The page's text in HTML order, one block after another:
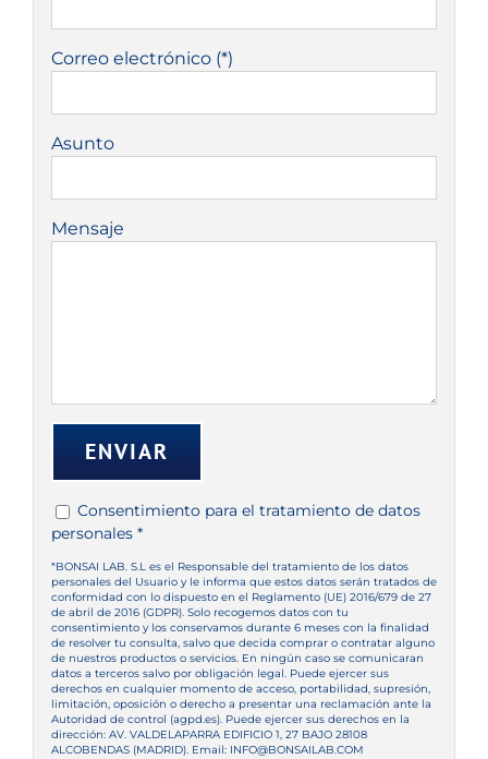
Correo electrónico (*)
Asunto
Mensaje
Consentimiento para el tratamiento de datos
personales *
*BONSAI LAB. S.L es el Responsable del tratamiento de los datos
personales del Usuario y le informa que estos datos serán tratados de
conformidad con lo dispuesto en el Reglamento (UE) 2016/679 de 27
de abril de 2016 (GDPR). Solo recogemos datos con tu
consentimiento y los conservamos durante 6 meses con la finalidad
de resolver tu consulta, salvo que decida comprar o contratar alguno
de nuestros productos o servicios. En ningún caso se comunicaran
datos a terceros salvo por obligación legal. Puede ejercer sus
derechos en cualquier momento de acceso, portabilidad, supresión,
limitación, oposición o derecho a presentar una reclamación ante la
Autoridad de control (agpd.es). Puede ejercer sus derechos en la
dirección: AV. VALDELAPARRA EDIFICIO 1, 27 BAJO 28108
ALCOBENDAS (MADRID). Email: INFO@BONSAILAB.COM